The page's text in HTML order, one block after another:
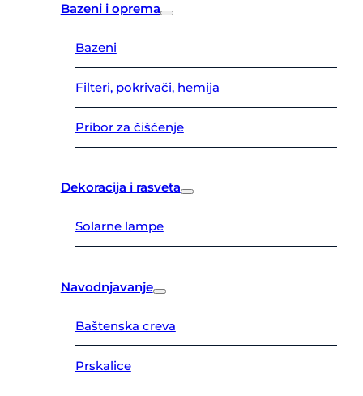
Bazeni i oprema
Bazeni
Filteri, pokrivači, hemija
Pribor za čišćenje
Dekoracija i rasveta
Solarne lampe
Navodnjavanje
Baštenska creva
Prskalice